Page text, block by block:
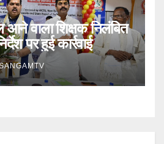
वाला शिक्षक निलंबित
पर हुई कार्रवाई